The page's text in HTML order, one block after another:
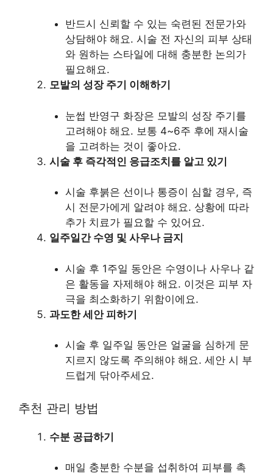
반드시 신뢰할 수 있는 숙련된 전문가와
상담해야 해요. 시술 전 자신의 피부 상태
와 원하는 스타일에 대해 충분한 논의가
필요해요.
모발의 성장 주기 이해하기
눈썹 반영구 화장은 모발의 성장 주기를
고려해야 해요. 보통 4~6주 후에 재시술
을 고려하는 것이 좋아요.
시술 후 즉각적인 응급조치를 알고 있기
시술 후붉은 선이나 통증이 심할 경우, 즉
시 전문가에게 알려야 해요. 상황에 따라
추가 치료가 필요할 수 있어요.
일주일간 수영 및 사우나 금지
시술 후 1주일 동안은 수영이나 사우나 같
은 활동을 자제해야 해요. 이것은 피부 자
극을 최소화하기 위함이에요.
과도한 세안 피하기
시술 후 일주일 동안은 얼굴을 심하게 문
지르지 않도록 주의해야 해요. 세안 시 부
드럽게 닦아주세요.
추천 관리 방법
수분 공급하기
매일 충분한 수분을 섭취하여 피부를 촉